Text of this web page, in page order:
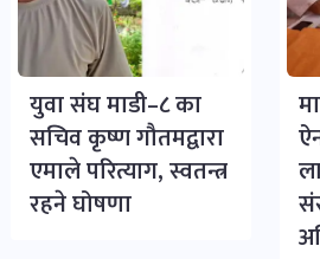
युवा संघ माडी–८ का
सचिव कृष्ण गौतमद्वारा
एमाले परित्याग, स्वतन्त्र
रहने घोषणा